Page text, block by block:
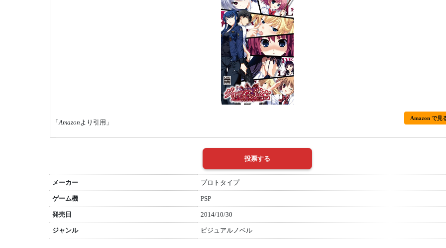
「Amazonより引用」
Amazon で見
メーカー プロトタイプ
ゲーム機 PSP
発売日 2014/10/30
ジャンル ビジュアルノベル